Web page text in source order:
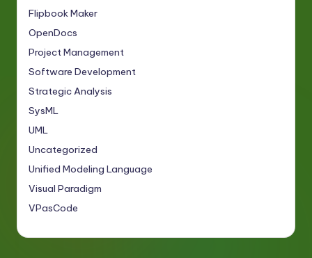
Flipbook Maker
OpenDocs
Project Management
Software Development
Strategic Analysis
SysML
UML
Uncategorized
Unified Modeling Language
Visual Paradigm
VPasCode